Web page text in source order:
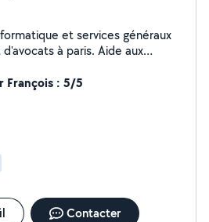
et services généraux
à paris. Aide aux
connecter sur votre ordi et
donner cours Élèves au
sous Excel au sein de leur
12 ans et deux. Chats habitués
de 1000m2 et chaque jour
la maison .
François : 5/5
Contacter